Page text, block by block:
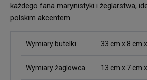
każdego fana marynistyki i żeglarstwa,
polskim akcentem.
Wymiary butelki 33 cm x 8 cm
Wymiary żaglowca 13 cm x 7 cm